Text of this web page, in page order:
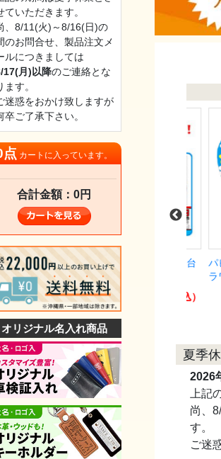
ていただきます。
、8/11(火)～8/16(日)の
のお問合せ、製品注文メ
ルにつきましては
17(月)以降のご連絡とな
ます。
迷惑をおかけ致しますが
卒ご了承下さい。
点 カートに入っています。
合計金額：0円
オリジナル名入れ商品
ト(10台
（税込）
プライスボードセット(10台
分)SK-34S
￥59,400
パピ
ラワ
夏季
2026
上記
尚、
す。
ご迷